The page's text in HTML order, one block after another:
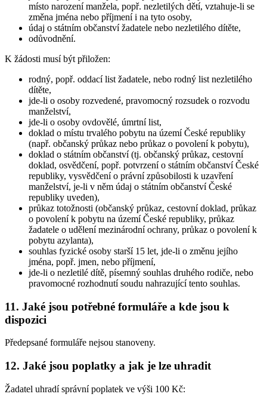
místo narození manžela, popř. nezletilých dětí, vztahuje-li se
změna jména nebo příjmení i na tyto osoby,
údaj o státním občanství žadatele nebo nezletilého dítěte,
odůvodnění.
K žádosti musí být přiložen:
rodný, popř. oddací list žadatele, nebo rodný list nezletilého
dítěte,
jde-li o osoby rozvedené, pravomocný rozsudek o rozvodu
manželství,
jde-li o osoby ovdovělé, úmrtní list,
doklad o místu trvalého pobytu na území České republiky
(např. občanský průkaz nebo průkaz o povolení k pobytu),
doklad o státním občanství (tj. občanský průkaz, cestovní
doklad, osvědčení, popř. potvrzení o státním občanství České
republiky, vysvědčení o právní způsobilosti k uzavření
manželství, je-li v něm údaj o státním občanství České
republiky uveden),
průkaz totožnosti (občanský průkaz, cestovní doklad, průkaz
o povolení k pobytu na území České republiky, průkaz
žadatele o udělení mezinárodní ochrany, průkaz o povolení k
pobytu azylanta),
souhlas fyzické osoby starší 15 let, jde-li o změnu jejího
jména, popř. jmen, nebo příjmení,
jde-li o nezletilé dítě, písemný souhlas druhého rodiče, nebo
pravomocné rozhodnutí soudu nahrazující tento souhlas.
11. Jaké jsou potřebné formuláře a kde jsou k
dispozici
Předepsané formuláře nejsou stanoveny.
12. Jaké jsou poplatky a jak je lze uhradit
Žadatel uhradí správní poplatek ve výši 100 Kč: